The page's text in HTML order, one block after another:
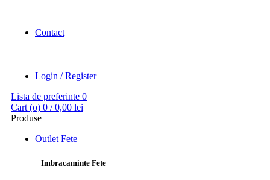
Contact
Login / Register
Lista de preferinte 0
Cart (o) 0 / 0,00 lei
Produse
Outlet Fete
Imbracaminte Fete